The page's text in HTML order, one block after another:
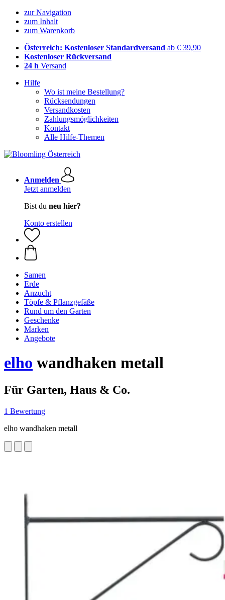
zur Navigation
zum Inhalt
zum Warenkorb
Österreich: Kostenloser Standardversand ab € 39,90
Kostenloser Rückversand
24 h Versand
Hilfe
Wo ist meine Bestellung?
Rücksendungen
Versandkosten
Zahlungsmöglichkeiten
Kontakt
Alle Hilfe-Themen
Anmelden
Jetzt anmelden
Bist du neu hier?
Konto erstellen
Samen
Erde
Anzucht
Töpfe & Pflanzgefäße
Rund um den Garten
Geschenke
Marken
Angebote
elho wandhaken metall
Für Garten, Haus & Co.
1 Bewertung
elho wandhaken metall